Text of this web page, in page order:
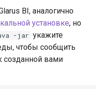
BI, аналогично
установке, но
-jar укажите
чтобы сообщить
созданной вами